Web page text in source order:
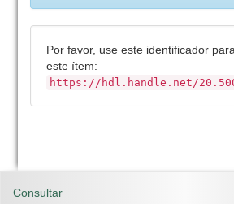
Por favor, use este identificador
este ítem:
https://hdl.handle.net/
Consultar